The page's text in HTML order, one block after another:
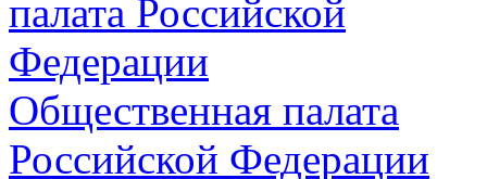
Общественная палата
Российской Федерации